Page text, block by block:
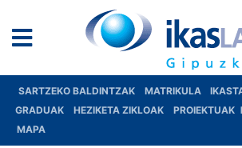
SARTZEKO BALDINTZAK MATRIKULA
GRADUAK
HEZIKETA ZIKLOAK PROIEKTUAK
MAPA